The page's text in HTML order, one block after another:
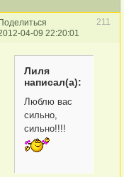
Поделиться
211
04-09 22:20:01
Лиля
написал(а):
Люблю вас
сильно,
сильно!!!!